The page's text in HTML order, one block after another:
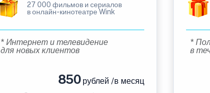
27 000 фильмов и сериалов
в онлайн-кинотеатре Wink
* Интернет и телевидение
для новых клиентов
850рублей /в месяц
*
в